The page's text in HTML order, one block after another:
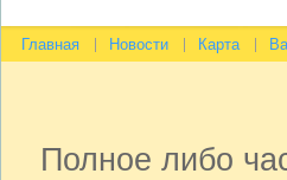
Главная Новости Карта
Полное либо